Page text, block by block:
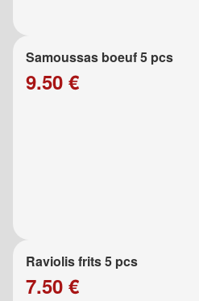
Samoussas boeuf 5 pcs
9.50 €
Raviolis frits 5 pcs
7.50 €